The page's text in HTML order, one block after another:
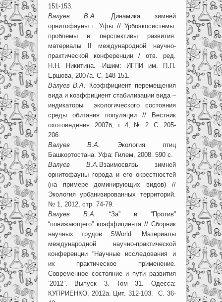
151-153.
Валуев В.А . Динамика зимней
орнитофауны г. Уфы // Урбоэкосистемы:
проблемы и перспективы развития:
материалы II международной научно-
практической конференции / отв. ред.
Н.Н. Никитина. -Ишим: ИГПИ им. П.П.
Ершова, 2007а. С. 148-151.
Валуев В.А.
Коэффициент перемещения
вида и коэффициент стабилизации вида –
индикаторы экологического состояния
среды обитания популяции // Вестник
охотоведения. 2007б, т. 4, № 2. С. 205-
206.
Валуев В.А.
Экология птиц
Башкортостана. Уфа: Гилем, 2008. 590 с.
Валуев В.А. Взаимосвязь зимней
орнитофауны города и его окрестностей
(на примере доминирующих видов) //
Экология урбанизированных территорий.
№ 1, 2012, стр. 74-79.
Валуев В.А.“За” и “Против”
“понижающего” коэффициента // Сборник
научных трудов SWorld. Материалы
международной научно-практической
конференции “Научные исследования и
их практическое применение.
Современное состояние и пути развития
‘2012”. Выпуск 3. Том 31. Одесса:
КУПРИЕНКО, 2012а. Цит. 312-103. С. 36-